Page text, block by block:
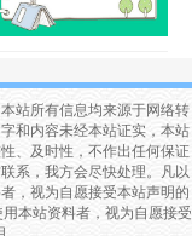
站所有信息均来源于网络转
和内容未经本站证实，本站
、及时性，不作出任何保证
系，我方会尽快处理。凡以
，视为自愿接受本站声明的
本站资料者，视为自愿接受